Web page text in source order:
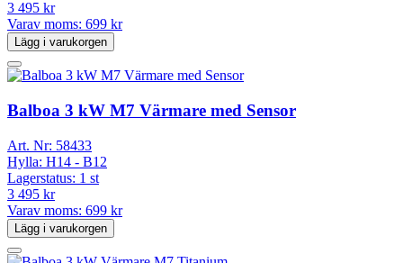
3 495 kr
Varav moms: 699 kr
Lägg i varukorgen
Balboa 3 kW M7 Värmare med Sensor
Art. Nr: 58433
Hylla: H14 - B12
Lagerstatus: 1 st
3 495 kr
Varav moms: 699 kr
Lägg i varukorgen